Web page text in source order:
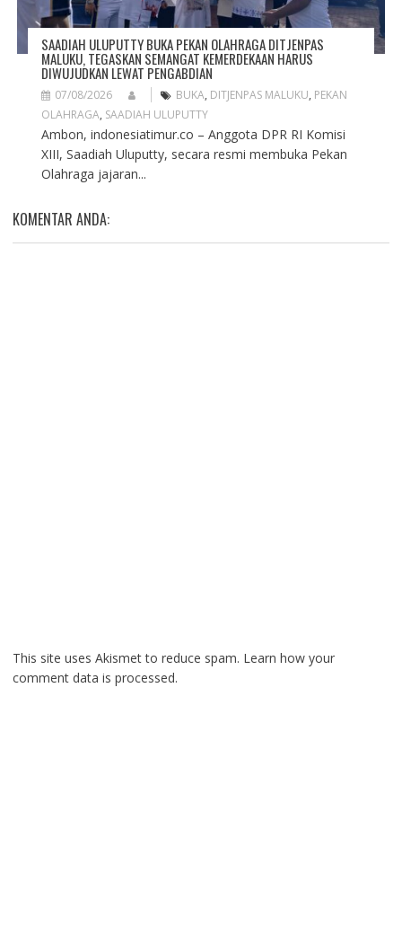
SAADIAH ULUPUTTY BUKA PEKAN OLAHRAGA DITJENPAS
MALUKU, TEGASKAN SEMANGAT KEMERDEKAAN HARUS
DIWUJUDKAN LEWAT PENGABDIAN
07/08/2026 BUKA, DITJENPAS MALUKU, PEKAN
OLAHRAGA, SAADIAH ULUPUTTY
Ambon, indonesiatimur.co – Anggota DPR RI Komisi
XIII, Saadiah Uluputty, secara resmi membuka Pekan
Olahraga jajaran...
KOMENTAR ANDA:
This site uses Akismet to reduce spam. Learn how your
comment data is processed.